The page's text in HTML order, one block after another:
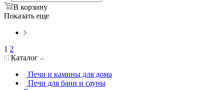
В корзину
Показать еще
1 2
Каталог
Печи и камины для дома
Печи для бани и сауны